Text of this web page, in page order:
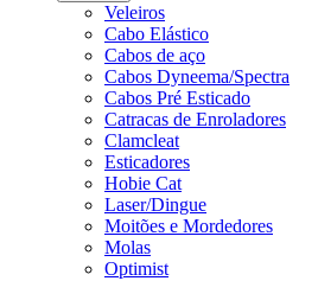
Veleiros
Cabo Elástico
Cabos de aço
Cabos Dyneema/Spectra
Cabos Pré Esticado
Catracas de Enroladores
Clamcleat
Esticadores
Hobie Cat
Laser/Dingue
Moitões e Mordedores
Molas
Optimist